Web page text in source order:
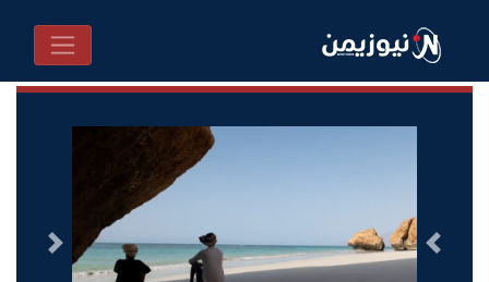
السابق التالى